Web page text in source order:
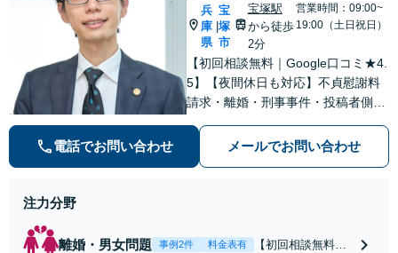
兵
庫
県
宝
塚
市
宝塚駅
から徒歩
2分
営業時間：09:00~
19:00（土日祝日）
【初回相談無料｜Google口コミ★4.
5】【夜間休日も対応】不貞慰謝料
請求・離婚・刑事事件・投稿者側発
数。オーダーメイドのサービスで問
題解決や事業の推進を強力にサポー
電話でお問い合わせ メールでお問い合わせ
注力分野
離婚・男女問題 事例2件 料金表有
【初回相談無料・